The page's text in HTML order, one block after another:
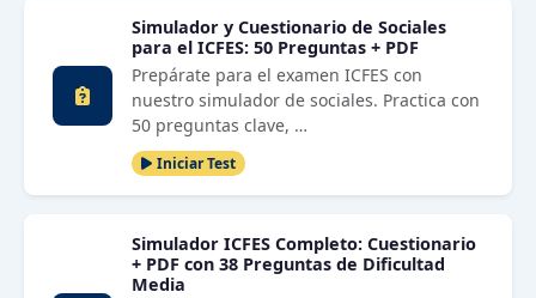
Simulador y Cuestionario de Sociales
para el ICFES: 50 Preguntas + PDF
Prepárate para el examen ICFES con
nuestro simulador de sociales. Practica con
50 preguntas clave, …
Iniciar Test
Simulador ICFES Completo: Cuestionario
+ PDF con 38 Preguntas de Dificultad
Media